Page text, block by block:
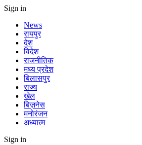
Sign in
News
रायपुर
देश
विदेश
राजनीतिक
मध्य प्रदेश
बिलासपुर
राज्य
खेल
बिज़नेस
मनोरंजन
अध्यात्म
Sign in